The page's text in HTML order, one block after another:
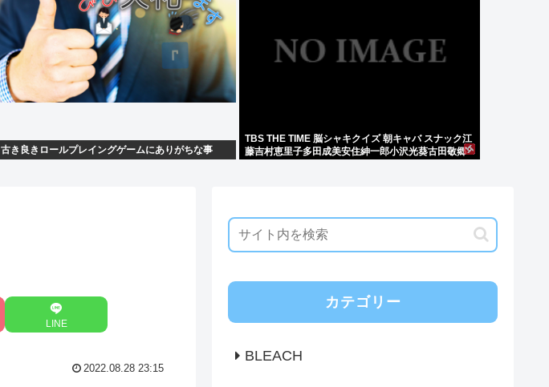
古き良きロールプレイングゲームにありがちな事
TBS THE TIME 脳シャキクイズ 朝キャバ スナック江
藤吉村恵里子多田成美安住紳一郎小沢光葵古田敬郷
LINE
2022.08.28 23:15
カテゴリー
BLEACH